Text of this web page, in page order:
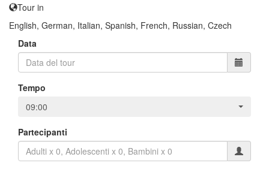
Tour in
English, German, Italian, Spanish, French, Russian, Czech
Data
Tempo
09:00
Partecipanti